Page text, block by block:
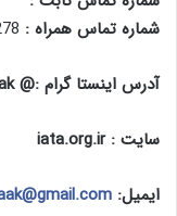
شماره تماس همراه :
آدرس اینستا گرام :@ nafasepaak
سایت : iata.org.ir
ایمیل: